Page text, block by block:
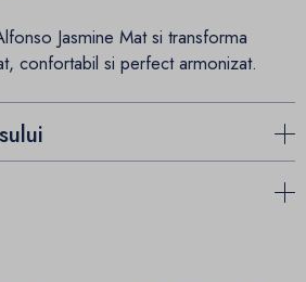
Jasmine Mat si transforma
confortabil si perfect armonizat.